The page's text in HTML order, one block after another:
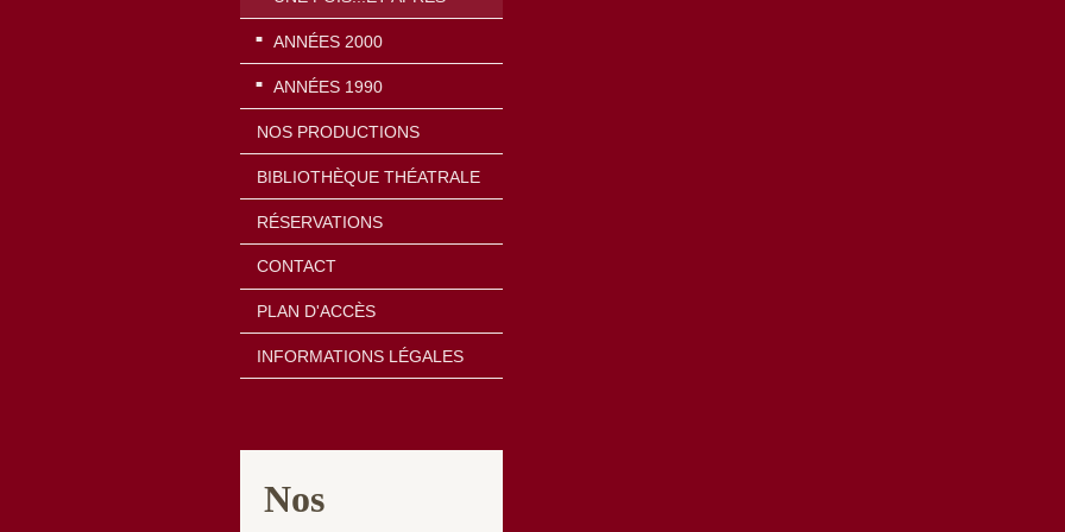
ANNÉES 2000
ANNÉES 1990
NOS PRODUCTIONS
BIBLIOTHÈQUE THÉATRALE
RÉSERVATIONS
CONTACT
PLAN D'ACCÈS
INFORMATIONS LÉGALES
Nos